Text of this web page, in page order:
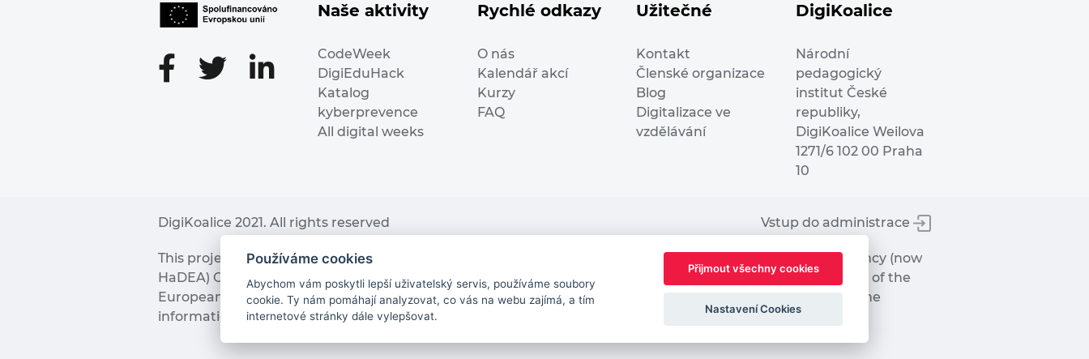
Naše aktivity
CodeWeek
DigiEduHack
Katalog
kyberprevence
All digital weeks
Rychlé odkazy
O nás
Kalendář akcí
Kurzy
FAQ
Užitečné
Kontakt
Členské organizace
Blog
Digitalizace ve
vzdělávání
DigiKoalice
Národní
pedagogický
institut České
republiky,
DigiKoalice Weilova
1271/6 102 00 Praha
10
DigiKoalice 2021. All rights reserved Vstup do administrace
This project has received funding from the European Commission Innovation and Networks Executive Agency (now
HaDEA) CEF TELECOM Calls 2019. This website reflects only the author’s view. It does not represent the view of the
European Commission and the European Commission is not responsible for any use that may be made of the
information it contains.
Používáme cookies
Abychom vám poskytli lepší uživatelský servis, používáme soubory
cookie. Ty nám pomáhají analyzovat, co vás na webu zajímá, a tím
internetové stránky dále vylepšovat.
Přijmout všechny cookies
Nastavení Cookies